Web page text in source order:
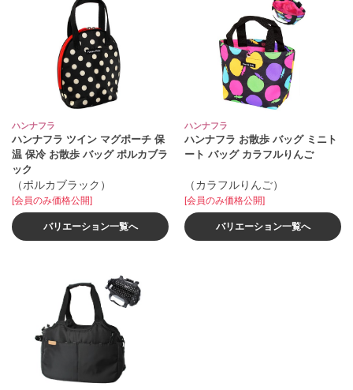
ハンナフラ
ハンナフラ ツイン マグポーチ 保
温 保冷 お散歩 バッグ ポルカブラ
ック
（ポルカブラック）
[会員のみ価格公開]
バリエーション一覧へ
ハンナフラ
ハンナフラ お散歩 バッグ ミニト
ート バッグ カラフルりんご
（カラフルりんご）
[会員のみ価格公開]
バリエーション一覧へ